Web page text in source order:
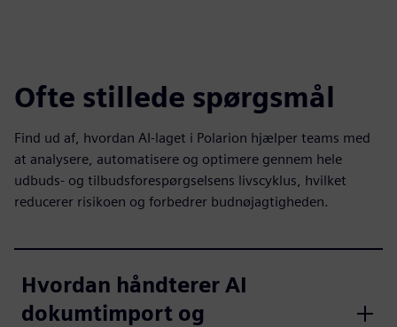
Ofte stillede spørgsmål
Find ud af, hvordan AI-laget i Polarion hjælper teams med
at analysere, automatisere og optimere gennem hele
udbuds- og tilbudsforespørgselsens livscyklus, hvilket
reducerer risikoen og forbedrer budnøjagtigheden.
Hvordan håndterer AI
dokumtimport og